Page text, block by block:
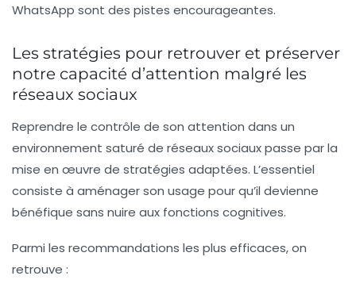
WhatsApp sont des pistes encourageantes.
Les stratégies pour retrouver et préserver
notre capacité d’attention malgré les
réseaux sociaux
Reprendre le contrôle de son attention dans un
environnement saturé de réseaux sociaux passe par la
mise en œuvre de stratégies adaptées. L’essentiel
consiste à aménager son usage pour qu’il devienne
bénéfique sans nuire aux fonctions cognitives.
Parmi les recommandations les plus efficaces, on
retrouve :